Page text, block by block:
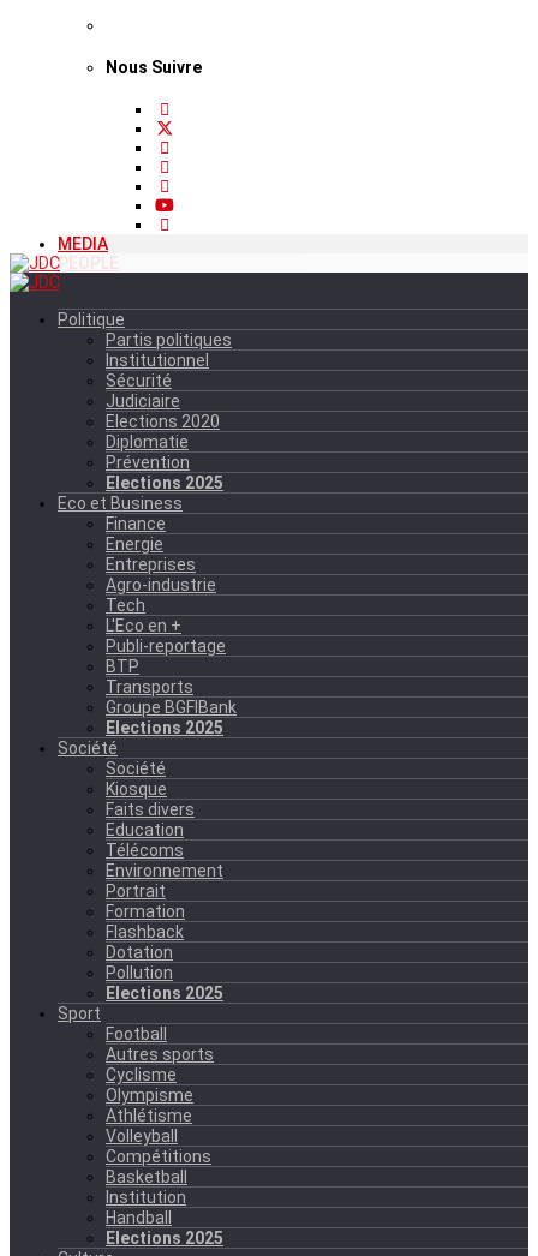
Nous Suivre
MEDIA
PEOPLE
Politique
Partis politiques
Institutionnel
Sécurité
Judiciaire
Elections 2020
Diplomatie
Prévention
Elections 2025
Eco et Business
Finance
Energie
Entreprises
Agro-industrie
Tech
L'Eco en +
Publi-reportage
BTP
Transports
Groupe BGFIBank
Elections 2025
Société
Société
Kiosque
Faits divers
Education
Télécoms
Environnement
Portrait
Formation
Flashback
Dotation
Pollution
Elections 2025
Sport
Football
Autres sports
Cyclisme
Olympisme
Athlétisme
Volleyball
Compétitions
Basketball
Institution
Handball
Elections 2025